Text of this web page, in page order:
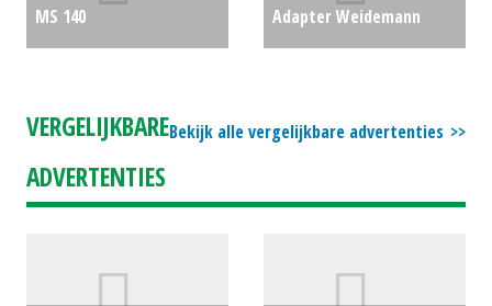
MS 140
Adapter Weidemann
Bekijk alle vergelijkbare advertenties
VERGELIJKBARE
ADVERTENTIES